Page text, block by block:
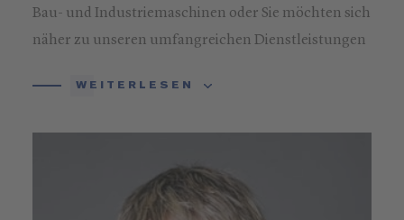
Bau- und Industriemaschinen oder Sie möchten sich
näher zu unseren umfangreichen Dienstleistungen
WEITERLESEN